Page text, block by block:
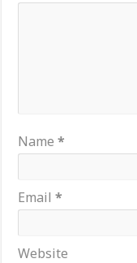
Name*
Email*
Website